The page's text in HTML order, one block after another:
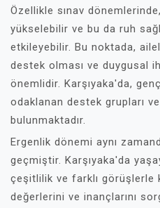
Özellikle sınav
yükselebilir ve bu da ruh
etkileyebilir. Bu noktada,
destek olması ve duygusal
önemlidir. Karşıyaka'da,
odaklanan destek grupları
bulunmaktadır.
Ergenlik dönemi aynı
geçmiştir. Karşıyaka'da
çeşitlilik ve farklı görüşlerle
değerlerini ve inançlarını